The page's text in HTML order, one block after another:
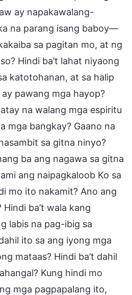
ay napakawalang-
na parang isang baboy—
sa pagitan mo, at ng
Hindi ba’t lahat niyaong
katotohanan, at sa halip
pawang mga hayop?
na walang mga espiritu
mga bangkay? Gaano na
sa gitna ninyo?
ba ang nagawa sa gitna
ang naipagkaloob Ko sa
mo ito nakamit? Ano ang
ba’t wala kang
labis na pag-ibig sa
ito sa ang iyong mga
mataas? Hindi ba’t dahil
Kung hindi mo
mga pagpapalang ito,